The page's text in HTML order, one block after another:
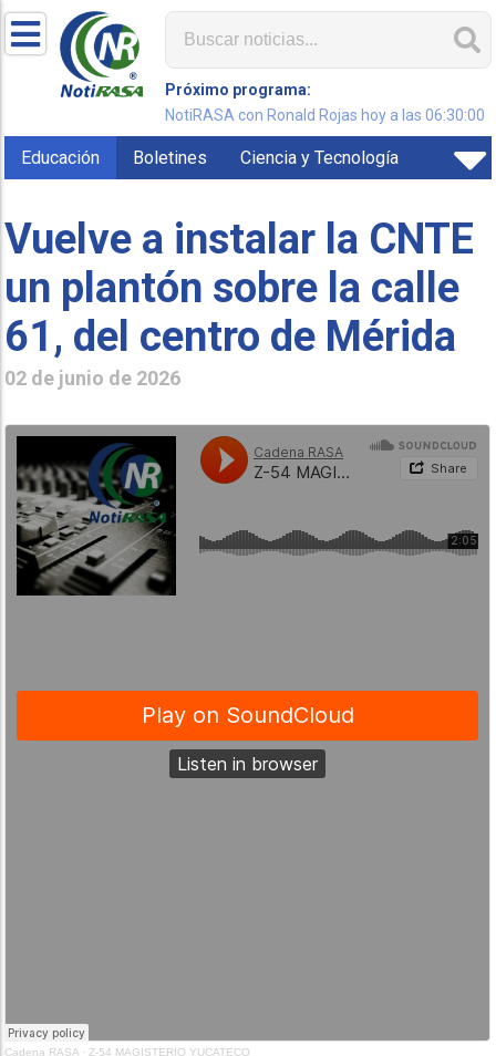
Próximo programa:
NotiRASA con Ronald Rojas hoy a las 06:30:00
Educación Boletines Ciencia y Tecnología
Vuelve a instalar la CNTE
un plantón sobre la calle
61, del centro de Mérida
02 de junio de 2026
Cadena RASA · Z-54 MAGISTERIO YUCATECO